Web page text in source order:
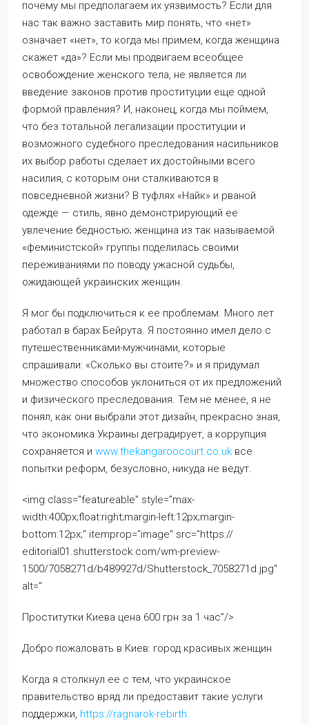
почему мы предполагаем их уязвимость? Если для
нас так важно заставить мир понять, что «нет»
означает «нет», то когда мы примем, когда женщина
скажет «да»? Если мы продвигаем всеобщее
освобождение женского тела, не является ли
введение законов против проституции еще одной
формой правления? И, наконец, когда мы поймем,
что без тотальной легализации проституции и
возможного судебного преследования насильников
их выбор работы сделает их достойными всего
насилия, с которым они сталкиваются в
повседневной жизни? В туфлях «Найк» и рваной
одежде — стиль, явно демонстрирующий ее
увлечение бедностью; женщина из так называемой
«феминистской» группы поделилась своими
переживаниями по поводу ужасной судьбы,
ожидающей украинских женщин.
Я мог бы подключиться к ее проблемам. Много лет
работал в барах Бейрута. Я постоянно имел дело с
путешественниками-мужчинами, которые
спрашивали: «Сколько вы стоите?» и я придумал
множество способов уклониться от их предложений
и физического преследования. Тем не менее, я не
понял, как они выбрали этот дизайн, прекрасно зная,
что экономика Украины деградирует, а коррупция
сохраняется и www.thekangaroocourt.co.uk все
попытки реформ, безусловно, никуда не ведут.
<img class="featureable" style="max-
width:400px;float:right;margin-left:12px;margin-
bottom:12px;" itemprop="image" src="https://
editorial01.shutterstock.com/wm-preview-
1500/7058271d/b489927d/Shutterstock_7058271d.jpg"
alt="
Проститутки Киева цена 600 грн за 1 час”/>
Добро пожаловать в Киев: город красивых женщин
Когда я столкнул ее с тем, что украинское
правительство вряд ли предоставит такие услуги
поддержки, https://ragnarok-rebirth.